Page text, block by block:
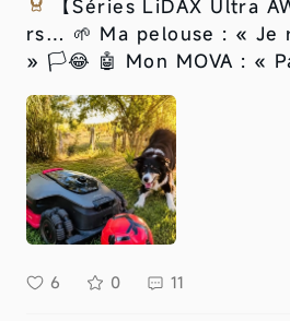
【Séries LiDAX Ultra
rs… 🌱 Ma pelouse : « Je
» 🏳️😂 🤖 Mon MOVA : «
6 0 11